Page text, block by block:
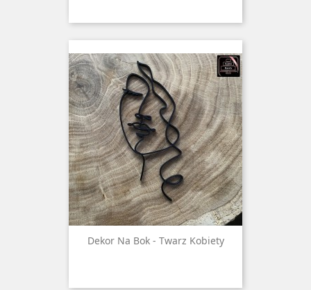
Dekor Na Bok - Twarz Kobiety